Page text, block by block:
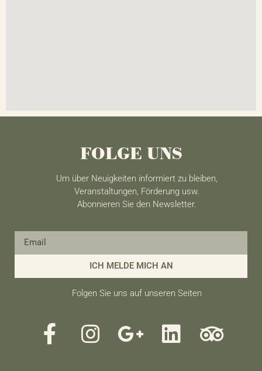
FOLGE UNS
Um über Neuigkeiten informiert zu bleiben,
Veranstaltungen, Förderung usw.
Abonnieren Sie den Newsletter.
ICH MELDE MICH AN
Folgen Sie uns auf unseren Seiten